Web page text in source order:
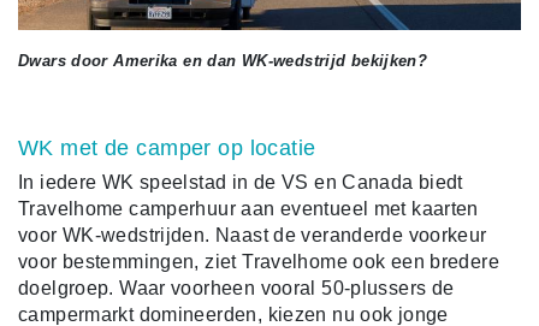
Dwars door Amerika en dan WK-wedstrijd bekijken?
WK met de camper op locatie
In iedere WK speelstad in de VS en Canada biedt
Travelhome camperhuur aan eventueel met kaarten
voor WK-wedstrijden. Naast de veranderde voorkeur
voor bestemmingen, ziet Travelhome ook een bredere
doelgroep. Waar voorheen vooral 50-plussers de
campermarkt domineerden, kiezen nu ook jonge